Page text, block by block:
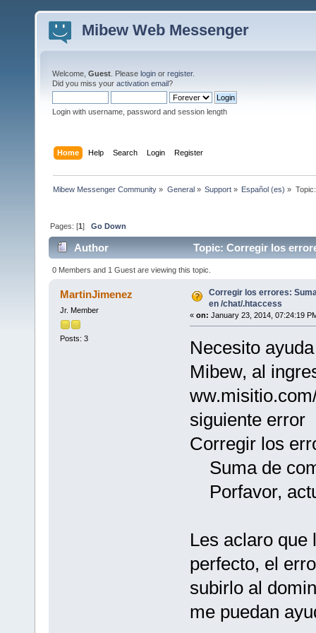
Mibew Web Messenger
Welcome, Guest . Please login or register.
Did you miss your activation email?
Login with username, password and session length
Home Help Search Login Register
Mibew Messenger Community » General» Support» Español (es) »
Pages: [1]Go Down
Author
Topic: Corregir los
131376 times)
0 Members and 1 Guest are viewing this topic.
MartinJimenez
Jr. Member
Posts: 3
Corregir los errores:
en /chat/.htaccess
« on: January 23, 2014, 07:24:19
Necesito
Mibew, al
siguiente error
Corregir los
Suma de
Porfavor,
Les aclaro que
perfecto, el
subirlo al
me puedan